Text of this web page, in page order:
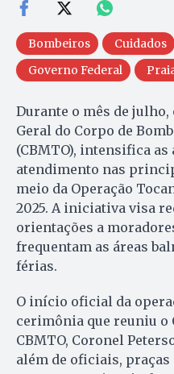
Bombeiros Cuidados
Governo Federal
Durante o mês de
Geral do Corpo de
(CBMTO), intensifica as
atendimento nas
meio da Operação
2025. A iniciativa visa
orientações a
frequentam as áreas
férias.
O início oficial da
cerimônia que reuniu o
CBMTO, Coronel
além de oficiais,